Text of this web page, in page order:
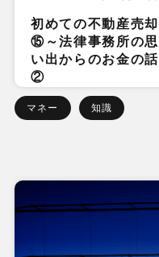
初めての不動産売却
⑮～法律事務所の思
い出からのお金の話
②
マネー 知識